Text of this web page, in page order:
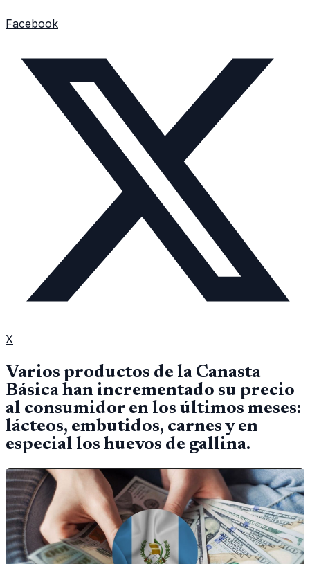
Facebook
X
Varios productos de la Canasta
Básica han incrementado su precio
al consumidor en los últimos meses:
lácteos, embutidos, carnes y en
especial los huevos de gallina.